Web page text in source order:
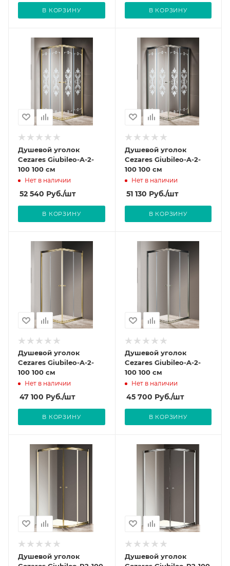
В КОРЗИНУ В КОРЗИНУ
Душевой уголок
Cezares Giubileo-A-2-
100 100 см
Нет в наличии
52 540 Руб./шт
В КОРЗИНУ
Душевой уголок
Cezares Giubileo-A-2-
100 100 см
Нет в наличии
51 130 Руб./шт
В КОРЗИНУ
Душевой уголок
Cezares Giubileo-A-2-
100 100 см
Нет в наличии
47 100 Руб./шт
В КОРЗИНУ
Душевой уголок
Cezares Giubileo-A-2-
100 100 см
Нет в наличии
45 700 Руб./шт
В КОРЗИНУ
Душевой уголок
Душевой уголок